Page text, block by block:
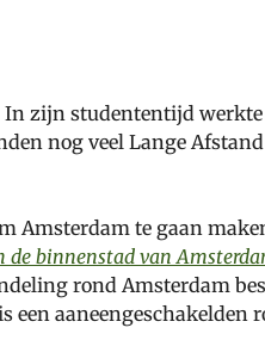
In zijn studententijd
nog veel Lange
Amsterdam te gaan
de binnenstad van
rond Amsterdam